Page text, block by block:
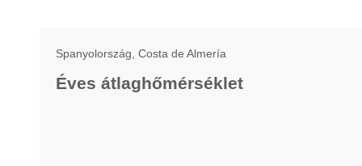
Spanyolország, Costa de Almería
Éves átlaghőmérséklet